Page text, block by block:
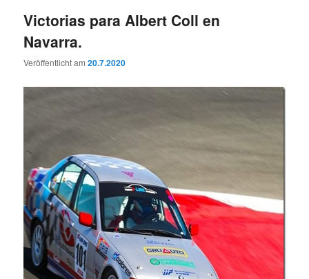
Victorias para Albert Coll en
Navarra.
Veröffentlicht am20.7.2020